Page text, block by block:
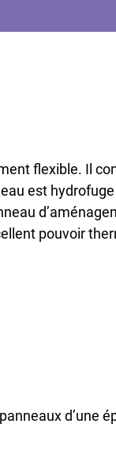
flexible. Il
est
pouvoir
d’une